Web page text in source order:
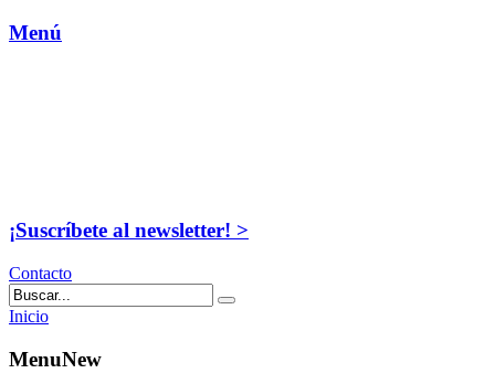
Menú
¡Suscríbete al newsletter! >
Contacto
Inicio
MenuNew